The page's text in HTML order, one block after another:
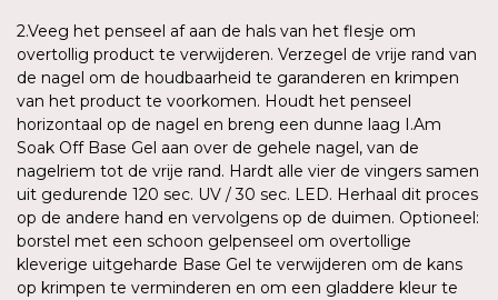
2.Veeg het penseel af aan de hals van het flesje om
overtollig product te verwijderen. Verzegel de vrije rand van
de nagel om de houdbaarheid te garanderen en krimpen
van het product te voorkomen. Houdt het penseel
horizontaal op de nagel en breng een dunne laag I.Am
Soak Off Base Gel aan over de gehele nagel, van de
nagelriem tot de vrije rand. Hardt alle vier de vingers samen
uit gedurende 120 sec. UV / 30 sec. LED. Herhaal dit proces
op de andere hand en vervolgens op de duimen. Optioneel:
borstel met een schoon gelpenseel om overtollige
kleverige uitgeharde Base Gel te verwijderen om de kans
op krimpen te verminderen en om een gladdere kleur te